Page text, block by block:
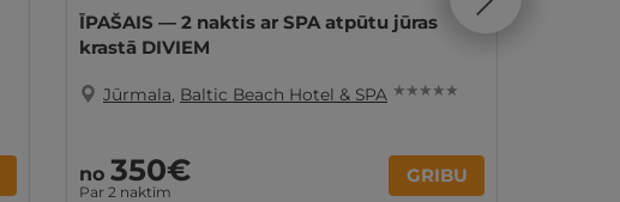
ĪPAŠAIS — 2 naktis ar SPA atpūtu jūras
krastā DIVIEM
Jūrmala, Baltic Beach Hotel & SPA ★ ★ ★ ★ ★
no 350€
Par 2 naktīm
GRIBU